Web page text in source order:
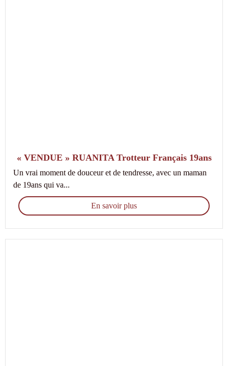
« VENDUE » RUANITA Trotteur Français 19ans
Un vrai moment de douceur et de tendresse, avec un maman
de 19ans qui va...
En savoir plus